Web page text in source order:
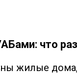
что
жилые